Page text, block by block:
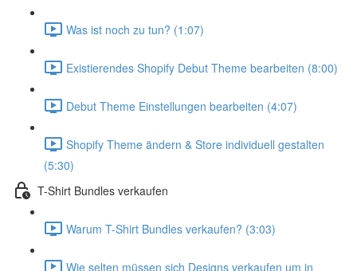
Was ist noch zu tun? (1:07)
Existierendes Shopify Debut Theme bearbeiten (8:00)
Debut Theme Einstellungen bearbeiten (4:07)
Shopify Theme ändern & Store individuell gestalten
(5:30)
T-Shirt Bundles verkaufen
Warum T-Shirt Bundles verkaufen? (3:03)
Wie selten müssen sich Designs verkaufen um in